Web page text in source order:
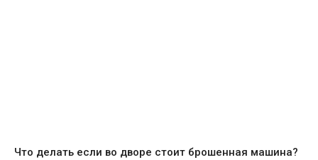
Что делать если во дворе стоит брошенная машина?